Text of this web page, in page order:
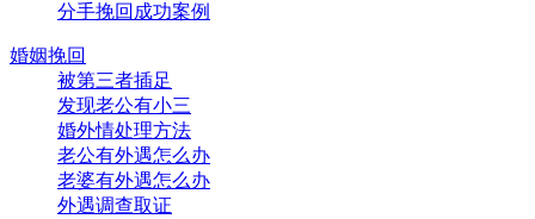
分手挽回成功案例
婚姻挽回
被第三者插足
发现老公有小三
婚外情处理方法
老公有外遇怎么办
老婆有外遇怎么办
外遇调查取证